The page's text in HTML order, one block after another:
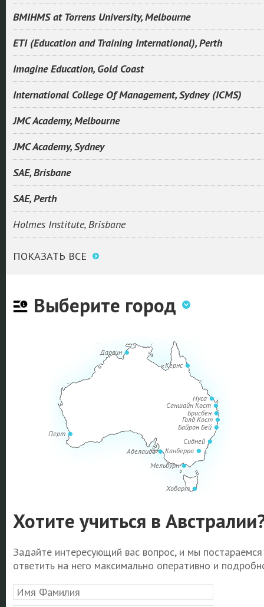
BMIHMS at Torrens University, Melbourne
ETI (Education and Training International), Perth
Imagine Education, Gold Coast
International College Of Management, Sydney (ICMS)
JMC Academy, Melbourne
JMC Academy, Sydney
SAE, Brisbane
SAE, Perth
Holmes Institute, Brisbane
ПОКАЗАТЬ ВСЕ
Выберите город
Сидней
Аделаида
Байрон Бей
Брисбен
Голд Кост
Канберра
Кернс
Мельбурн
Перт
Саншайн Кост
Хобарт
Нуса
Дарвин
Хотите учиться в
Задайте интересующий вас вопрос, и мы постараемся
ответить на него максимально оперативно и